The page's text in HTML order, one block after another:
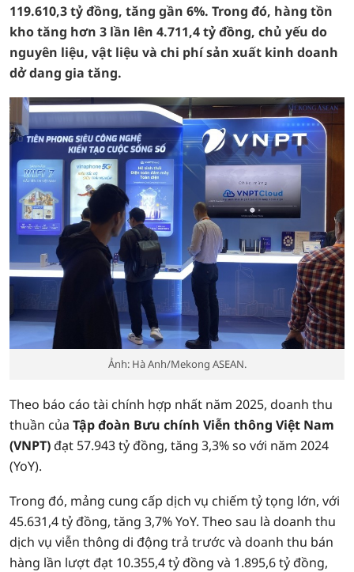
119.610,3 tỷ đồng, tăng gần 6%. Trong đó, hàng tồn
kho tăng hơn 3 lần lên 4.711,4 tỷ đồng, chủ yếu do
nguyên liệu, vật liệu và chi phí sản xuất kinh doanh
dở dang gia tăng.
Ảnh: Hà Anh/Mekong ASEAN.
Theo báo cáo tài chính hợp nhất năm 2025, doanh thu
thuần của Tập đoàn Bưu chính Viễn thông Việt Nam
(VNPT)đạt 57.943 tỷ đồng, tăng 3,3% so với năm 2024
(YoY).
Trong đó, mảng cung cấp dịch vụ chiếm tỷ tọng lớn, với
45.631,4 tỷ đồng, tăng 3,7% YoY. Theo sau là doanh thu
dịch vụ viễn thông di động trả trước và doanh thu bán
hàng lần lượt đạt 10.355,4 tỷ đồng và 1.895,6 tỷ đồng,